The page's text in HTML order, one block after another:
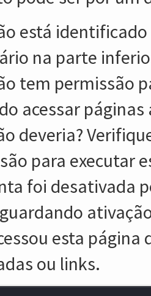
está
na parte
tem permissão
acessar
deveria?
para executar
foi desativada
esta
ou links.